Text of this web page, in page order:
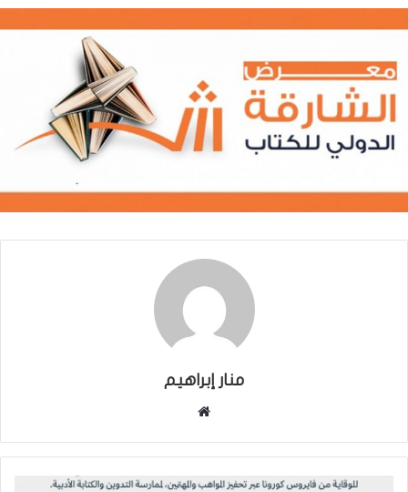
منار إبراهيم